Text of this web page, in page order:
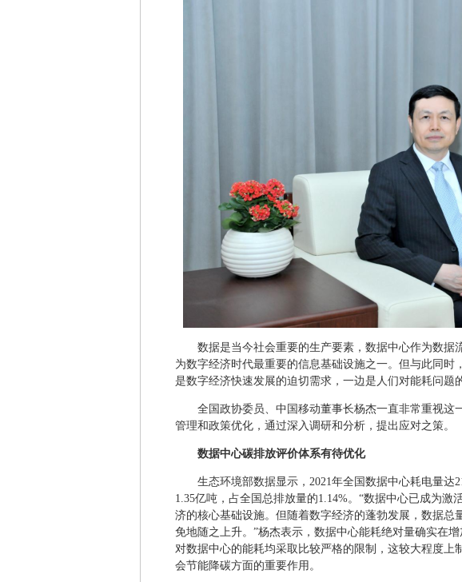
数据是当今社会重要的生产要素，数据中心作为数据
为数字经济时代最重要的信息基础设施之一。但与此同时
是数字经济快速发展的迫切需求，一边是人们对能耗问题
全国政协委员、中国移动董事长杨杰一直非常重视
管理和政策优化，通过深入调研和分析，提出应对之策。
数据中心碳排放评价体系有待优化
生态环境部数据显示，2021年全国数据中心耗电量达
1.35亿吨，占全国总排放量的1.14%。“数据中心已成为
济的核心基础设施。但随着数字经济的蓬勃发展，数据总
免地随之上升。”杨杰表示，数据中心能耗绝对量确实在
对数据中心的能耗均采取比较严格的限制，这较大程度上
会节能降碳方面的重要作用。